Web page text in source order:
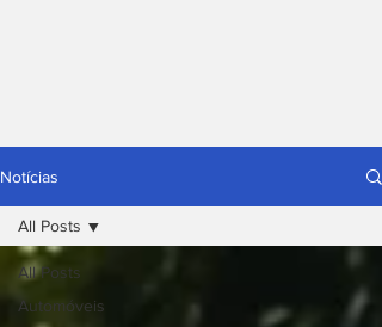
Notícias
All Posts
Automóveis
All Posts